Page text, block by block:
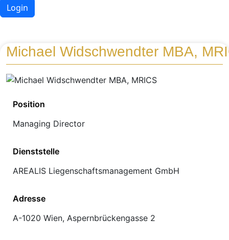
Login
Michael Widschwendter MBA,
Position
Managing Director
Dienststelle
AREALIS Liegenschaftsmanagement GmbH
Adresse
A-1020 Wien, Aspernbrückengasse 2